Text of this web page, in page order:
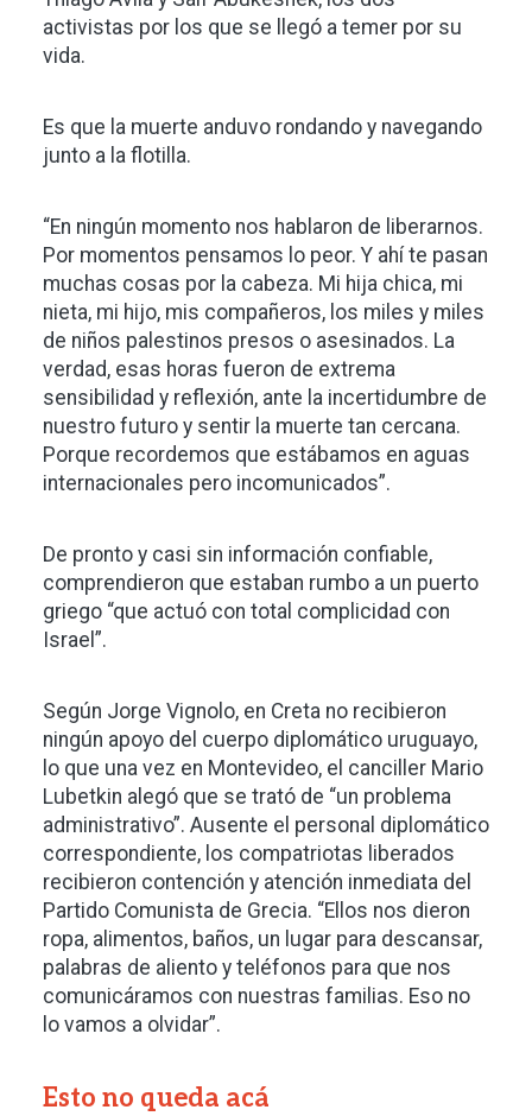
activistas por los que se llegó a temer por su
vida.
Es que la muerte anduvo rondando y navegando
junto a la flotilla.
“En ningún momento nos hablaron de liberarnos.
Por momentos pensamos lo peor. Y ahí te pasan
muchas cosas por la cabeza. Mi hija chica, mi
nieta, mi hijo, mis compañeros, los miles y miles
de niños palestinos presos o asesinados. La
verdad, esas horas fueron de extrema
sensibilidad y reflexión, ante la incertidumbre de
nuestro futuro y sentir la muerte tan cercana.
Porque recordemos que estábamos en aguas
internacionales pero incomunicados”.
De pronto y casi sin información confiable,
comprendieron que estaban rumbo a un puerto
griego “que actuó con total complicidad con
Israel”.
Según Jorge Vignolo, en Creta no recibieron
ningún apoyo del cuerpo diplomático uruguayo,
lo que una vez en Montevideo, el canciller Mario
Lubetkin alegó que se trató de “un problema
administrativo”. Ausente el personal diplomático
correspondiente, los compatriotas liberados
recibieron contención y atención inmediata del
Partido Comunista de Grecia. “Ellos nos dieron
ropa, alimentos, baños, un lugar para descansar,
palabras de aliento y teléfonos para que nos
comunicáramos con nuestras familias. Eso no
lo vamos a olvidar”.
Esto no queda acá